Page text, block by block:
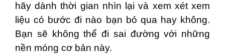
hãy dành thời gian nhìn lại và xem xét xem
liệu có bước đi nào bạn bỏ qua hay không.
Bạn sẽ không thể đi sai đường với những
nền móng cơ bản này.